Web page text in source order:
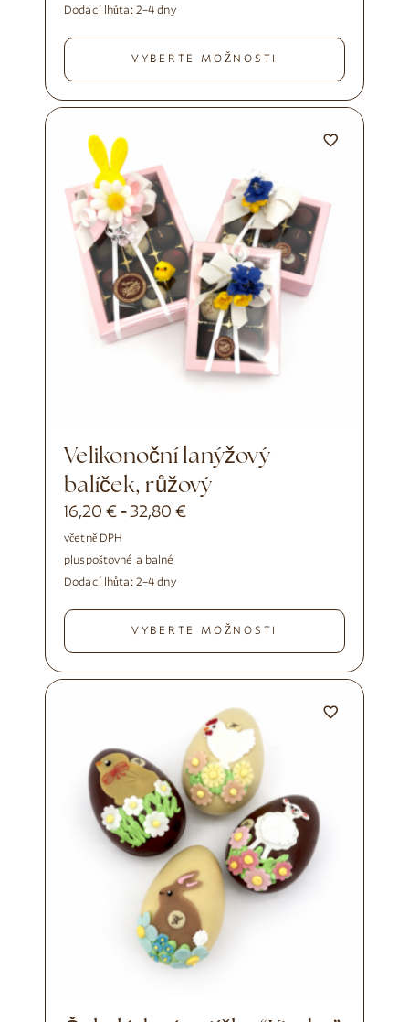
Dodací lhůta: 2–4 dny
VYBERTE MOŽNOSTI
Velikonoční lanýžový
balíček, růžový
16,20€ -32,80€
včetně DPH
pluspoštovné a balné
Dodací lhůta: 2–4 dny
VYBERTE MOŽNOSTI